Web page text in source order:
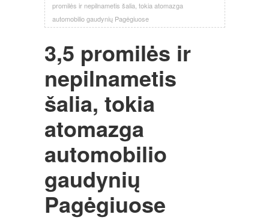
promilės ir nepilnametis šalia, tokia atomazga
automobilio gaudynių Pagėgiuose
3,5 promilės ir
nepilnametis
šalia, tokia
atomazga
automobilio
gaudynių
Pagėgiuose